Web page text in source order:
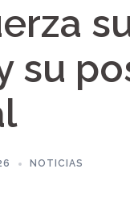
su
NOTICIAS